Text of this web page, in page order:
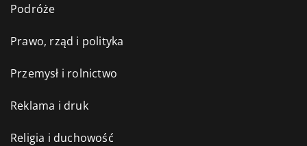
Podróże
Prawo, rząd i polityka
Przemysł i rolnictwo
Reklama i druk
Religia i duchowość